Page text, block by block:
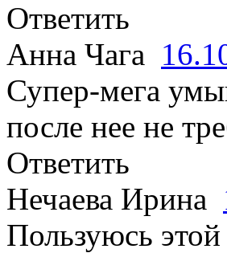
Ответить
Анна Чага
Супер-мега
после нее не
Ответить
Нечаева Ирина
Пользуюсь